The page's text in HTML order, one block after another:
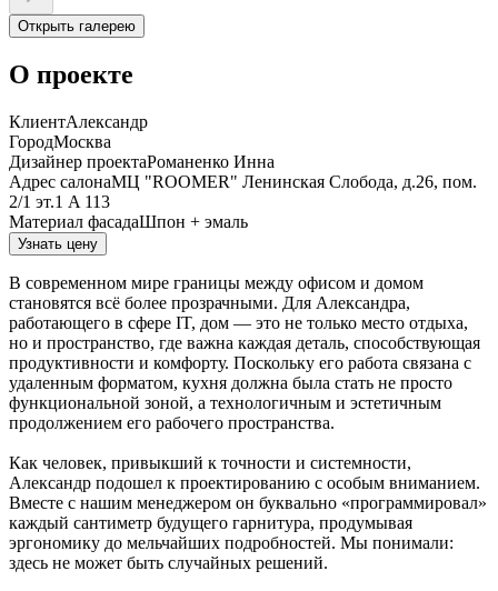
Открыть галерею
О проекте
КлиентАлександр
ГородМосква
Дизайнер проектаРоманенко Инна
Aдpec caлoнaMЦ "ROOMER" Лeнинcкaя Cлoбoдa, д.26, пoм.
2/1 эт.1 A 113
Материал фасадаШпон + эмаль
Узнать цену
В современном мире границы между офисом и домом
становятся всё более прозрачными. Для Александра,
работающего в сфере IT, дом — это не только место отдыха,
но и пространство, где важна каждая деталь, способствующая
продуктивности и комфорту. Поскольку его работа связана с
удаленным форматом, кухня должна была стать не просто
функциональной зоной, а технологичным и эстетичным
продолжением его рабочего пространства.
Как человек, привыкший к точности и системности,
Александр подошел к проектированию с особым вниманием.
Вместе с нашим менеджером он буквально «программировал»
каждый сантиметр будущего гарнитура, продумывая
эргономику до мельчайших подробностей. Мы понимали:
здесь не может быть случайных решений.